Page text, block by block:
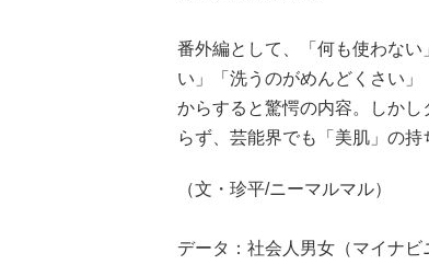
番外編として、「何も使わな
い」「洗うのがめんどくさい
からすると驚愕の内容。しか
らず、芸能界でも「美肌」の
（文・珍平/ニーマルマル）
データ：社会人男女（マイナビ